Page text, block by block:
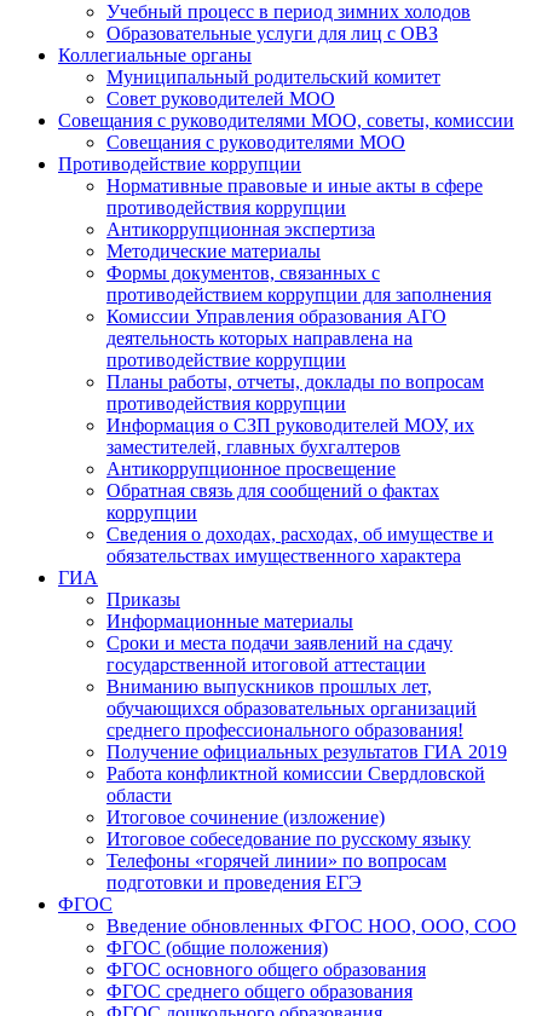
Учебный процесс в период зимних холодов
Образовательные услуги для лиц с ОВЗ
Коллегиальные органы
Муниципальный родительский комитет
Совет руководителей МОО
Совещания с руководителями МОО, советы, комиссии
Совещания с руководителями МОО
Противодействие коррупции
Нормативные правовые и иные акты в сфере
противодействия коррупции
Антикоррупционная экспертиза
Методические материалы
Формы документов, связанных с
противодействием коррупции для заполнения
Комиссии Управления образования АГО
деятельность которых направлена на
противодействие коррупции
Планы работы, отчеты, доклады по вопросам
противодействия коррупции
Информация о СЗП руководителей МОУ, их
заместителей, главных бухгалтеров
Антикоррупционное просвещение
Обратная связь для сообщений о фактах
коррупции
Сведения о доходах, расходах, об имуществе и
обязательствах имущественного характера
ГИА
Приказы
Информационные материалы
Сроки и места подачи заявлений на сдачу
государственной итоговой аттестации
Вниманию выпускников прошлых лет,
обучающихся образовательных организаций
среднего профессионального образования!
Получение официальных результатов ГИА 2019
Работа конфликтной комиссии Свердловской
области
Итоговое сочинение (изложение)
Итоговое собеседование по русскому языку
Телефоны «горячей линии» по вопросам
подготовки и проведения ЕГЭ
ФГОС
Введение обновленных ФГОС НОО, ООО, СОО
ФГОС (общие положения)
ФГОС основного общего образования
ФГОС среднего общего образования